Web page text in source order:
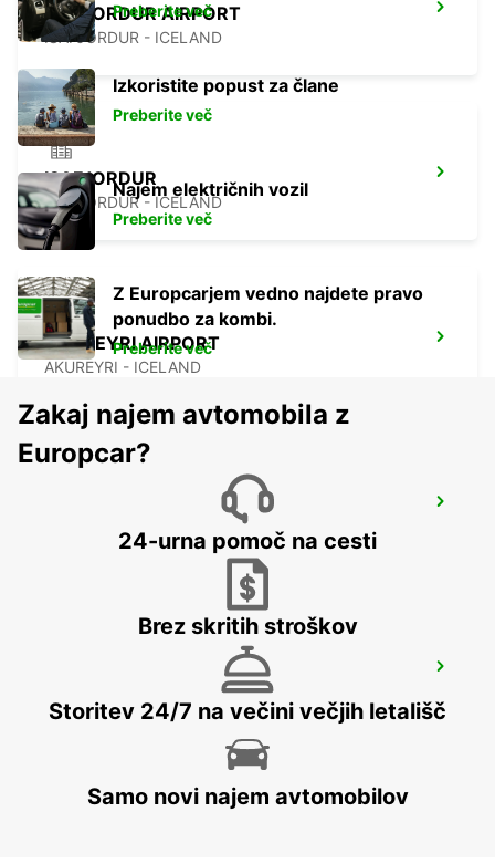
ISAFJORDUR AIRPORT
ISAFJORDUR - ICELAND
ISAFJORDUR
ISAFJORDUR - ICELAND
AKUREYRI AIRPORT
AKUREYRI - ICELAND
AKUREYRI - ICELAND
AKUREYRI HARBOUR
Preberite več
Izkoristite popust za člane
Preberite več
Najem električnih vozil
Preberite več
Z Europcarjem vedno najdete pravo
ponudbo za kombi.
Preberite več
Zakaj najem avtomobila z
Europcar?
24-urna pomoč na cesti
Brez skritih stroškov
Storitev 24/7 na večini večjih letališč
Samo novi najem avtomobilov